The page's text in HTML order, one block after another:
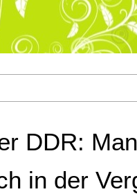
DDR:
in der